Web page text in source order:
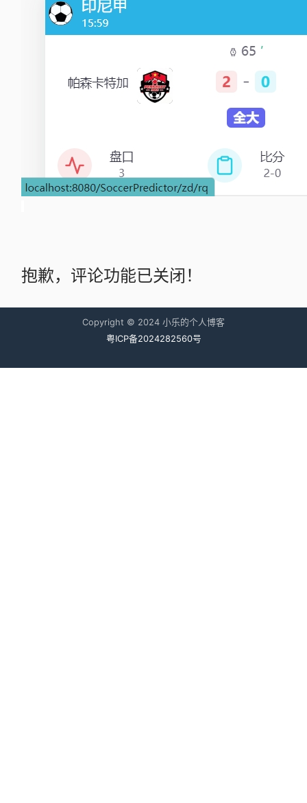
抱歉，评论功能已关闭！
Copyright © 2024 小乐的个人博客
粤ICP备2024282560号